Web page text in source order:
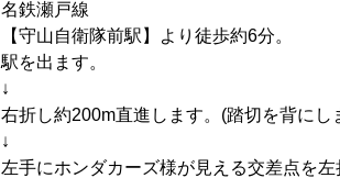
名鉄瀬戸線
【守山自衛隊前駅】より徒歩約6分。
駅を出ます。
↓
右折し約200m直進します。(踏切を背にし
↓
左手にホンダカーズ様が見える交差点を左